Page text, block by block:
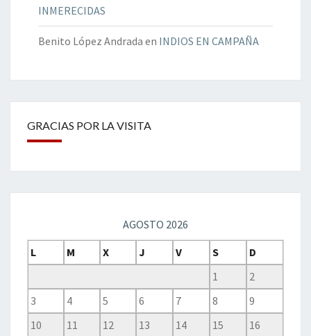
INMERECIDAS
Benito López Andrada en INDIOS EN CAMPAÑA
GRACIAS POR LA VISITA
AGOSTO 2026
L
M X J V S
D
1
2
3
4 5 6 7 8
9
10
11 12 13 14 15
16